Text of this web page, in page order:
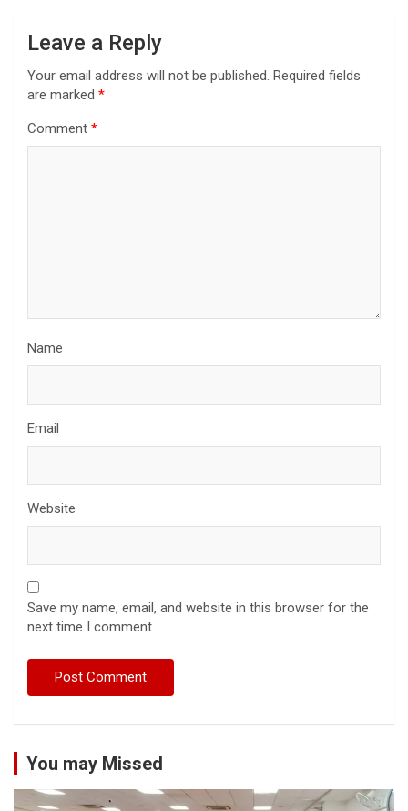
Leave a Reply
Your email address will not be published. Required fields
are marked *
Comment *
Name
Email
Website
Save my name, email, and website in this browser for the
next time I comment.
You may Missed